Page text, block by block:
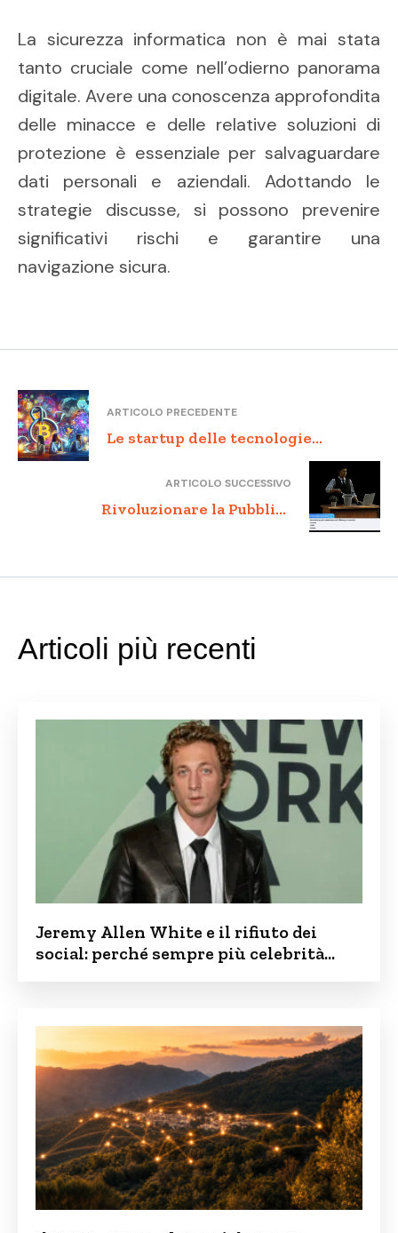
La sicurezza informatica non è mai stata
tanto cruciale come nell’odierno panorama
digitale. Avere una conoscenza approfondita
delle minacce e delle relative soluzioni di
protezione è essenziale per salvaguardare
dati personali e aziendali. Adottando le
strategie discusse, si possono prevenire
significativi rischi e garantire una
navigazione sicura.
ARTICOLO PRECEDENTE
Le startup delle tecnologie
Blockchain: Nuove opportunità nel
mercato digitale
ARTICOLO SUCCESSIVO
Rivoluzionare la Pubblica
Articoli più recenti
Jeremy Allen White e il rifiuto dei
social: perché sempre più celebrità